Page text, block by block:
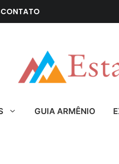
CONTATO
GUIA ARMÊNIO